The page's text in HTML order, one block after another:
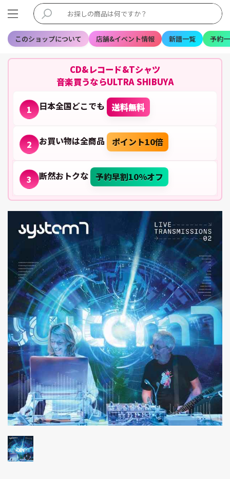
このショップについて 店舗&イベント情報 新譜一覧 予約
CD&レコード&Tシャツ
音楽買うならULTRA SHIBUYA
1 日本全国どこでも 送料無料
2 お買い物は全商品 ポイント10倍
3 断然おトクな 予約早割10%オフ